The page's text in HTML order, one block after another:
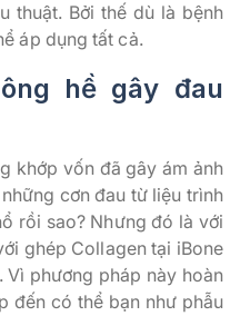
thuật. Bởi thế dù là bệnh
áp dụng tất cả.
hề gây đau
khớp vốn đã gây ám ảnh
cơn đau từ liệu trình
rồi sao? Nhưng đó là với
ghép Collagen tại iBone
Vì phương pháp này hoàn
đến có thể bạn như phẫu